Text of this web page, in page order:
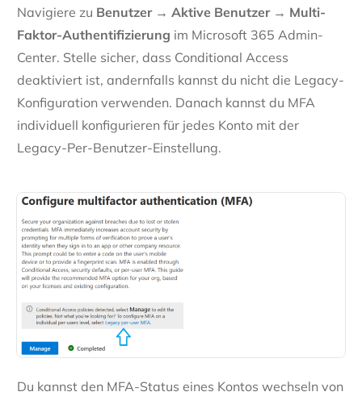
Navigiere zu Benutzer → Aktive Benutzer → Multi-
Faktor-Authentifizierung im Microsoft 365 Admin-
Center. Stelle sicher, dass Conditional Access
deaktiviert ist, andernfalls kannst du nicht die Legacy-
Konfiguration verwenden. Danach kannst du MFA
individuell konfigurieren für jedes Konto mit der
Legacy-Per-Benutzer-Einstellung.
Du kannst den MFA-Status eines Kontos wechseln von